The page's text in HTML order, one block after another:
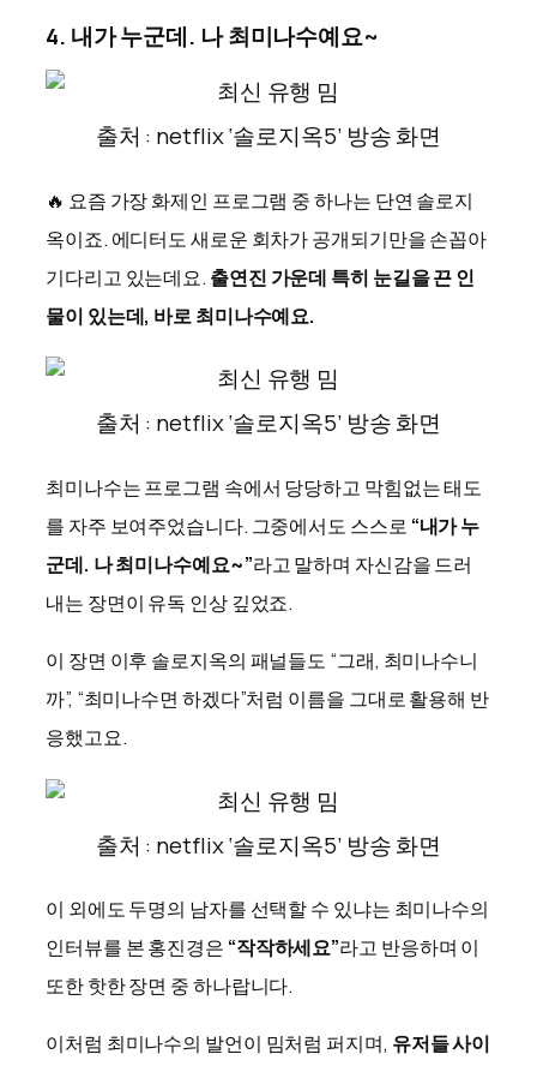
4. 내가 누군데. 나 최미나수예요~
출처 : netflix ‘솔로지옥5’ 방송 화면
🔥 요즘 가장 화제인 프로그램 중 하나는 단연 솔로지
옥이죠. 에디터도 새로운 회차가 공개되기만을 손꼽아
기다리고 있는데요. 출연진 가운데 특히 눈길을 끈 인
물이 있는데, 바로 최미나수예요.
출처 : netflix ‘솔로지옥5’ 방송 화면
최미나수는 프로그램 속에서 당당하고 막힘없는 태도
를 자주 보여주었습니다. 그중에서도 스스로 “내가 누
군데. 나 최미나수예요~”라고 말하며 자신감을 드러
내는 장면이 유독 인상 깊었죠.
이 장면 이후 솔로지옥의 패널들도 “그래, 최미나수니
까”, “최미나수면 하겠다”처럼 이름을 그대로 활용해 반
응했고요.
출처 : netflix ‘솔로지옥5’ 방송 화면
이 외에도 두명의 남자를 선택할 수 있냐는 최미나수의
인터뷰를 본 홍진경은 “작작하세요”라고 반응하며 이
또한 핫한 장면 중 하나랍니다.
이처럼 최미나수의 발언이 밈처럼 퍼지며, 유저들 사이